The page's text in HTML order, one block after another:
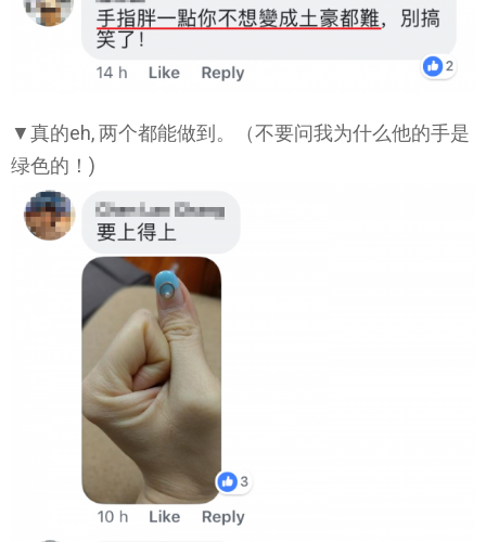
▼真的eh, 两个都能做到。（不要问我为什么他的手是
绿色的！)